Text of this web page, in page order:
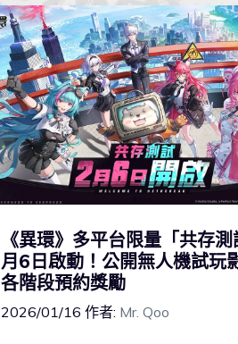
《異環》多平台限量「共存
月6日啟動！公開無人機試玩
各階段預約獎勵
2026/01/16 作者: Mr. Qoo